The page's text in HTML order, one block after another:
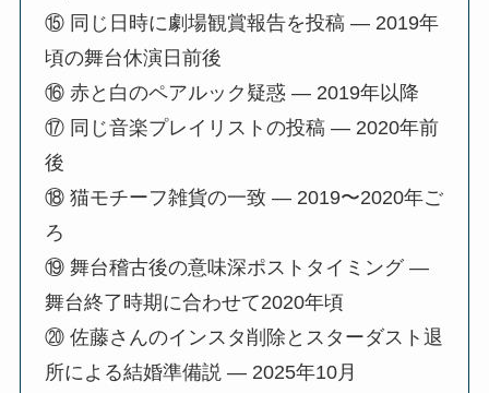
⑮ 同じ日時に劇場観賞報告を投稿 — 2019年
頃の舞台休演日前後
⑯ 赤と白のペアルック疑惑 — 2019年以降
⑰ 同じ音楽プレイリストの投稿 — 2020年前
後
⑱ 猫モチーフ雑貨の一致 — 2019〜2020年ご
ろ
⑲ 舞台稽古後の意味深ポストタイミング —
舞台終了時期に合わせて2020年頃
⑳ 佐藤さんのインスタ削除とスターダスト退
所による結婚準備説 — 2025年10月